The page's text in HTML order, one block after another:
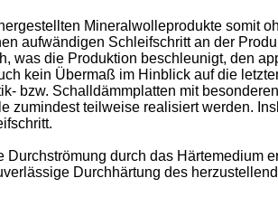
Mineralwolleprodukte somit
aufwändigen Schleifschritt an der
was die Produktion beschleunigt, den
kein Übermaß im Hinblick auf die
bzw. Schalldämmplatten mit
zumindest teilweise realisiert werden.
durch das Härtemedium
Durchhärtung des